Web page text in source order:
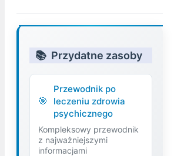
Przydatne zasoby
Przewodnik po
leczeniu zdrowia
psychicznego
Kompleksowy przewodnik
z najważniejszymi
informacjami